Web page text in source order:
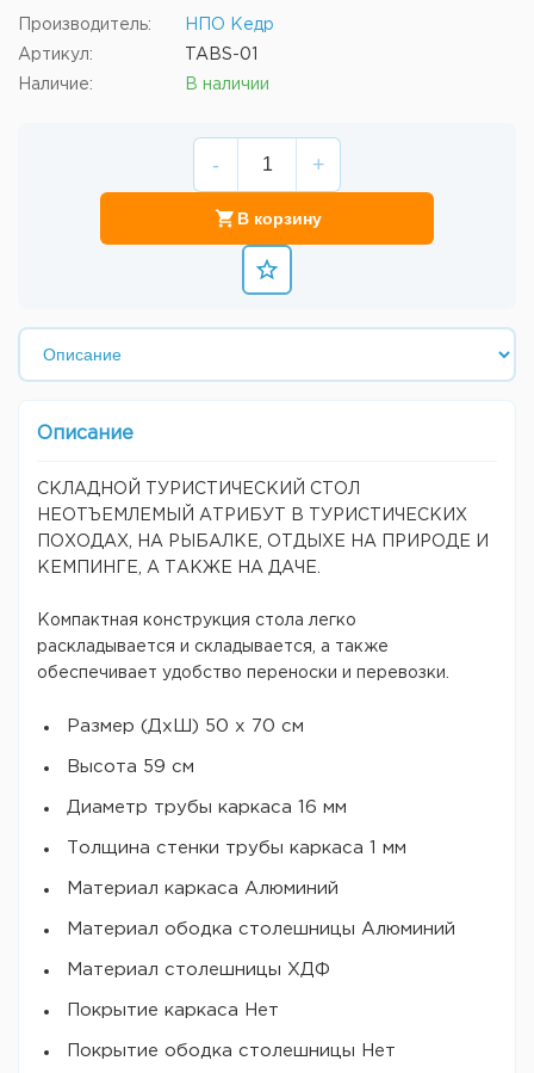
Производитель: НПО Кедр
Артикул: TABS-01
Наличие: В наличии
- +
В корзину
Описание
СКЛАДНОЙ ТУРИСТИЧЕСКИЙ СТОЛ
НЕОТЪЕМЛЕМЫЙ АТРИБУТ В ТУРИСТИЧЕСКИХ
ПОХОДАХ, НА РЫБАЛКЕ, ОТДЫХЕ НА ПРИРОДЕ И
КЕМПИНГЕ, А ТАКЖЕ НА ДАЧЕ.
Компактная конструкция стола легко
раскладывается и складывается, а также
обеспечивает удобство переноски и перевозки.
Размер (ДхШ) 50 х 70 см
Высота 59 см
Диаметр трубы каркаса 16 мм
Толщина стенки трубы каркаса 1 мм
Материал каркаса Алюминий
Материал ободка столешницы Алюминий
Материал столешницы ХДФ
Покрытие каркаса Нет
Покрытие ободка столешницы Нет